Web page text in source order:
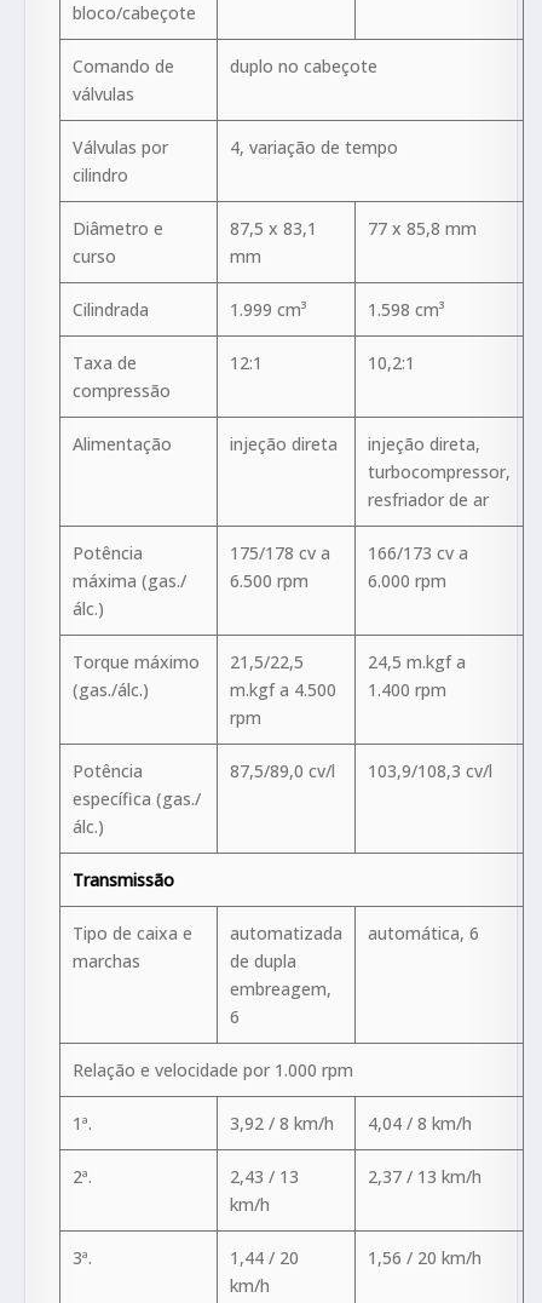
bloco/cabeçote
Comando de
válvulas
duplo no cabeçote
Válvulas por
cilindro
4, variação de tempo
Diâmetro e
curso
87,5 x 83,1
mm
77 x 85,8 mm
Cilindrada 1.999 cm³ 1.598 cm³
Taxa de
compressão
12:1 10,2:1
Alimentação injeção direta
injeção direta,
turbocompressor,
resfriador de ar
Potência
máxima (gas./
álc.)
175/178 cv a
6.500 rpm
166/173 cv a
6.000 rpm
Torque máximo
(gas./álc.)
21,5/22,5
m.kgf a 4.500
rpm
24,5 m.kgf a
1.400 rpm
Potência
específica (gas./
álc.)
87,5/89,0 cv/l 103,9/108,3 cv/l
Transmissão
Tipo de caixa e
marchas
automatizada
de dupla
embreagem,
6
automática, 6
Relação e velocidade por 1.000 rpm
1ª. 3,92 / 8 km/h 4,04 / 8 km/h
2ª.
2,43 / 13
km/h
2,37 / 13 km/h
3ª.
1,44 / 20
km/h
1,56 / 20 km/h